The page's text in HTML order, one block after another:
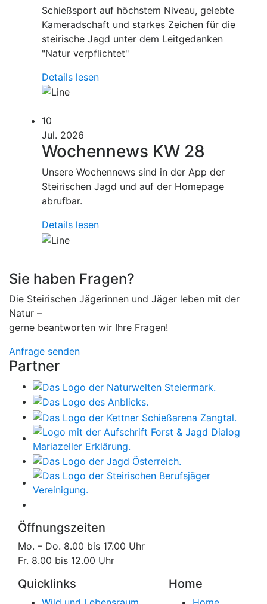
Schießsport auf höchstem Niveau, gelebte
Kameradschaft und starkes Zeichen für die
steirische Jagd unter dem Leitgedanken
"Natur verpflichtet"
Details lesen
10
Jul. 2026
Wochennews KW 28
Unsere Wochennews sind in der App der
Steirischen Jagd und auf der Homepage
abrufbar.
Details lesen
Sie haben Fragen?
Die Steirischen Jägerinnen und Jäger leben mit der
Natur –
gerne beantworten wir Ihre Fragen!
Anfrage senden
Partner
Öffnungszeiten
Mo. – Do. 8.00 bis 17.00 Uhr
Fr. 8.00 bis 12.00 Uhr
Quicklinks Home